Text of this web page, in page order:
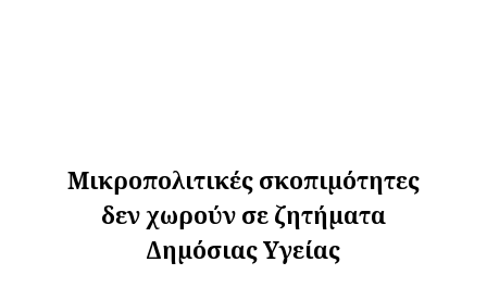
Μικροπολιτικές σκοπιμότητες
δεν χωρούν σε ζητήματα
Δημόσιας Υγείας